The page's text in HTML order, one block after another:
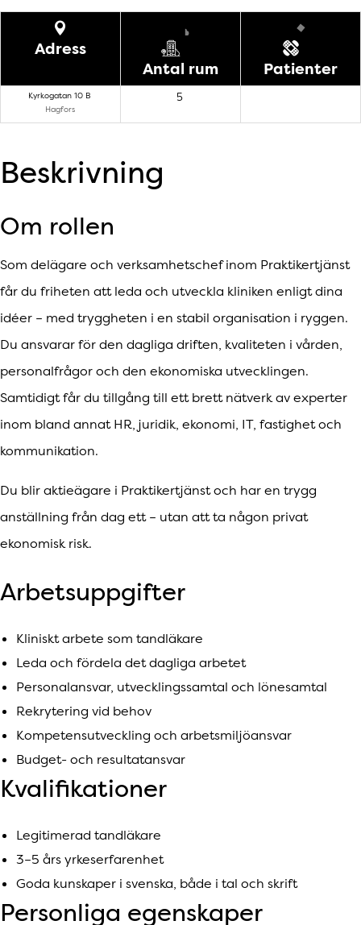
Adress
Antal rum
Patienter
Kyrkogatan 10 B
Hagfors
5
Beskrivning
Om rollen
Som delägare och verksamhetschef inom Praktikertjänst
får du friheten att leda och utveckla kliniken enligt dina
idéer – med tryggheten i en stabil organisation i ryggen.
Du ansvarar för den dagliga driften, kvaliteten i vården,
personalfrågor och den ekonomiska utvecklingen.
Samtidigt får du tillgång till ett brett nätverk av experter
inom bland annat HR, juridik, ekonomi, IT, fastighet och
kommunikation.
Du blir aktieägare i Praktikertjänst och har en trygg
anställning från dag ett – utan att ta någon privat
ekonomisk risk.
Arbetsuppgifter
Kliniskt arbete som tandläkare
Leda och fördela det dagliga arbetet
Personalansvar, utvecklingssamtal och lönesamtal
Rekrytering vid behov
Kompetensutveckling och arbetsmiljöansvar
Budget- och resultatansvar
Kvalifikationer
Legitimerad tandläkare
3–5 års yrkeserfarenhet
Goda kunskaper i svenska, både i tal och skrift
Personliga egenskaper